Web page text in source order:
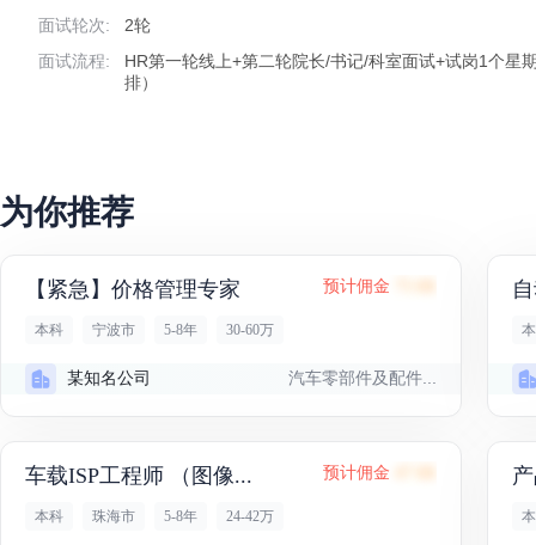
面试轮次:
2轮
面试流程:
HR第一轮线上+第二轮院长/书记/科室面试+试岗1个星
排）
为你推荐
【紧急】价格管理专家 预计佣金
本科 宁波市 5-8年 30-60万
某知名公司 汽车零部件及配件...
车载ISP工程师 （图像... 预计佣金
本科 珠海市 5-8年 24-42万